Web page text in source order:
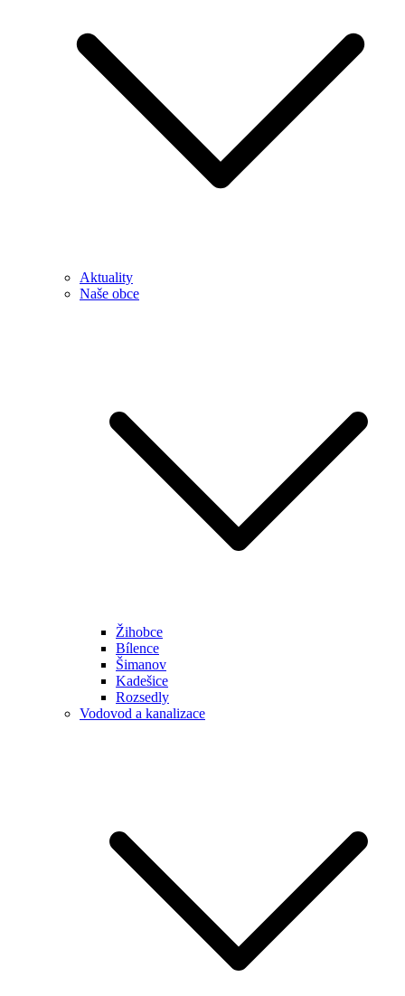
Aktuality
Naše obce
Žihobce
Bílence
Šimanov
Kadešice
Rozsedly
Vodovod a kanalizace